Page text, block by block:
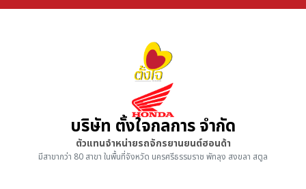
บริษัท ตั้งใจกลการ จำกัด
ตัวแทนจำหน่ายรถจักรยานยนต์ฮอนด้า
มีสาขากว่า 80 สาขา ในพื้นที่จังหวัด นครศรีธรรมราช พัทลุง สงขลา สตูล